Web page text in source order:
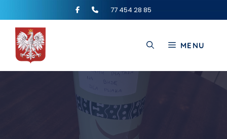
77 454 28 85
MENU